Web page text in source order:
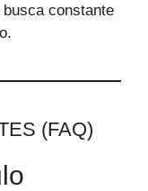
constante
(FAQ)